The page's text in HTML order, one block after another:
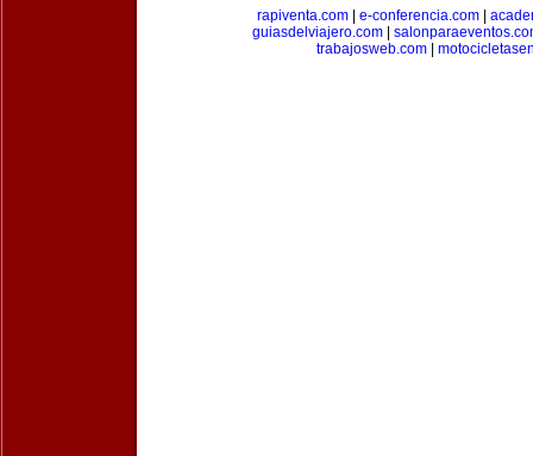
rapiventa.com| e-conferencia.com|
guiasdelviajero.com|
trabajosweb.com